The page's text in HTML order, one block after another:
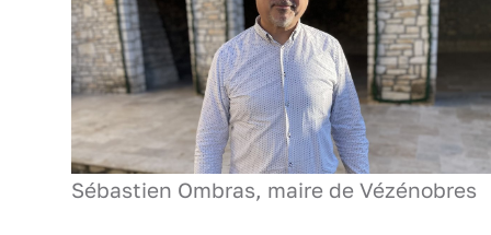
Sébastien Ombras, maire de Vézénobres